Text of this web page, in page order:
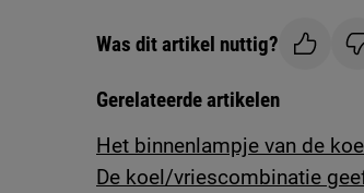
Was dit artikel nuttig?
Gerelateerde artikelen
Het binnenlampje van de
De koel/vriescombinatie